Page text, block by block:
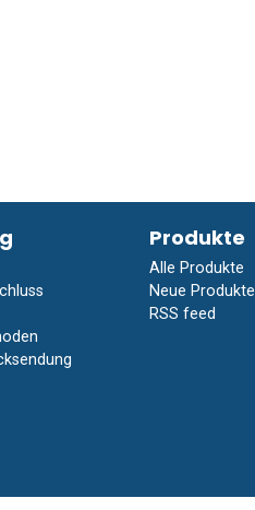
Produkte
Alle Produkte
Neue Produkte
RSS feed